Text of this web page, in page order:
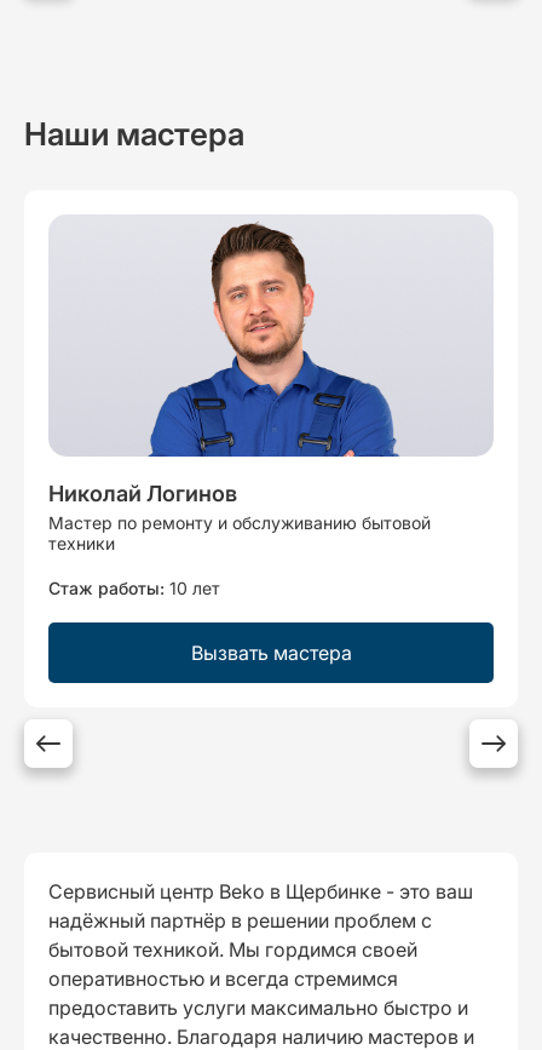
Наши мастера
Николай Логинов
Мастер по ремонту и обслуживанию бытовой
техники
Стаж работы: 10 лет
Вызвать мастера
Сервисный центр Beko в Щербинке - это ваш
надёжный партнёр в решении проблем с
бытовой техникой. Мы гордимся своей
оперативностью и всегда стремимся
предоставить услуги максимально быстро и
качественно. Благодаря наличию мастеров и